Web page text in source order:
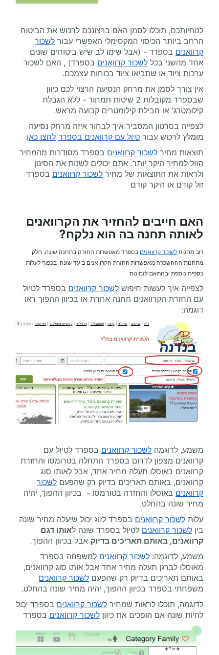
לנוחיותכם, תוכלו לסמן האם ברצונכם לרכוש את הביטוח
הרחב ביותר הכיסוי המקסימלי האפשרי עבור לשכור
קרוואנים בספרד - (אבל שימו לב שיש ביטוחים שונים
אחד מהשני בכל לשכור קרוואנים בספרד) , האם לשכור
ערכות ציוד או שתביאו ציוד בכוחות עצמכם.
אין צורך לסמן את מרחק הנסיעה הרצוי לכם כיוון
שבספרד מקובלות 2 שיטות תמחור - ללא הגבלת
קילומטרג' או חבילת קילומטרים קבועה מראש.
לצפייה בסרטון המסביר איך לבחור איזה מרחק נסיעה
מומלץ לרכוש עבור טיול עם קרוואנים בספרד לחצו כאן.
תוצאות מחיר לשכור קרוואנים בספרד מסודרות מהמחיר
הזול למחיר היקר יותר. אתם יכולים לשנות את הסינון
ולראות את התוצאות של מחיר לשכור קרוואנים בספרד
זול קודם או היקר קודם
האם חייבים להחזיר את הקרוואנים
לאותה תחנה בה הוא נלקח?
רוב תחנותלשכור קרוואנים בספרד מאפשרות החזרה בתחנה שונה. חלק
מתחנות הההשכרה מאפשרות החזרת הקרוואנים ביעד שונה בכפוף לעלות
כספית נוספת ובהתאם לזמינות
לצפייה איך לעשות חיפוש לשכור קרוואנים בספרד לטיול
עם החזרת הקרוואנים תחנה אחרת או בכיוון ההפוך ראו
דוגמה:
משמע, לדוגמה לשכור קרוואנים בספרד לטיול עם
קרוואנים מצפון לדרום בספרד התחלה בטרומסו והחזרת
קרוואנים באוסלו תעלה מחיר אחד, אבל לאותו סוג
קרוואנים, באותם תאריכים בדיוק רק שהפעם לשכור
קרוואנים באוסלו והחזרה בטורמסו - בכיוון ההפוך, יהיה
מחיר שונה בהחלט.
עלות לשכור קרוואנים בספרד לזוג יכול שיעלה מחיר שונה
בין לשכור קרוואנים לטיול בספרד שונה לאותו דגם
קרוואנים, באותם תאריכים בדיוק אבל בכיוון ההפוך.
משמע, לדוגמה: לשכור קרוואנים למשפחה בספרד
מאוסלו לברגן תעלה מחיר אחד אבל אותו סוג קרוואנים,
באותם תאריכים בדיוק רק שהפעם לשכור קרוואנים
משפחתי בספרד בכיוון ההפוך, יהיה מחיר שונה בהחלט.
לדוגמה, תוכלו לראות שמחיר לשכור קרוואנים בספרד יכול
להיות שונה אם הופכים את כיוון לשכור קרוואנים בספרד